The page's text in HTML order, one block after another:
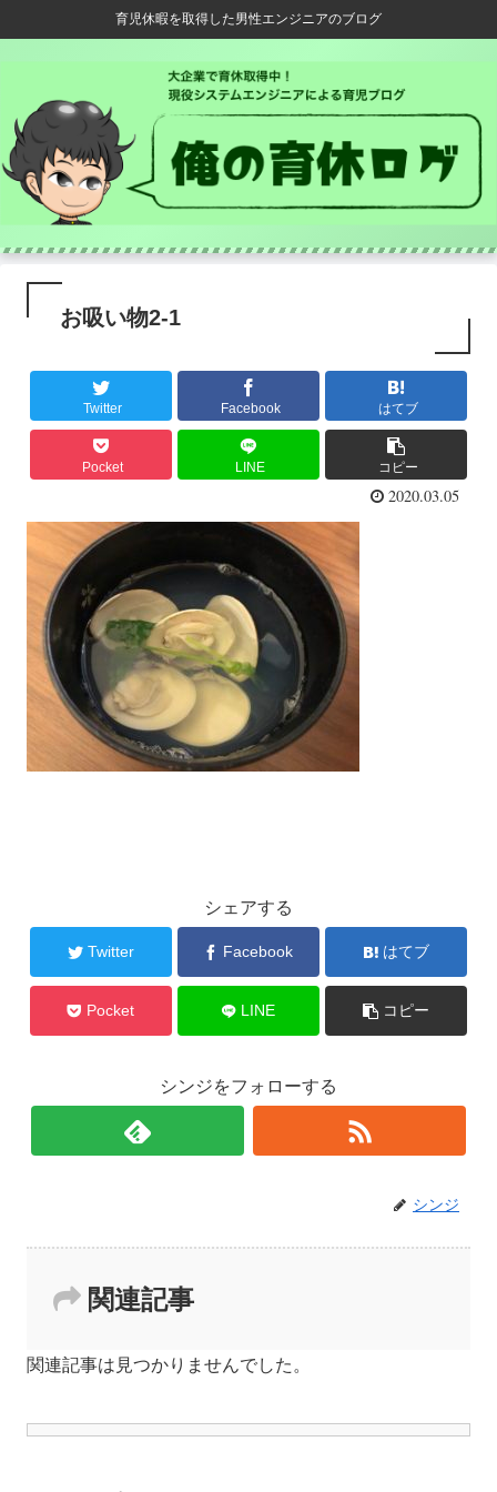
育児休暇を取得した男性エンジニアのブログ
お吸い物2-1
Twitter Facebook はてブ
Pocket LINE コピー
2020.03.05
シェアする
Twitter Facebook はてブ
Pocket LINE コピー
シンジをフォローする
シンジ
関連記事
関連記事は見つかりませんでした。